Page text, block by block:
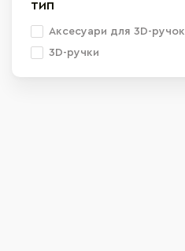
ТИП
Аксесуари для 3D-ручок
3D-ручки